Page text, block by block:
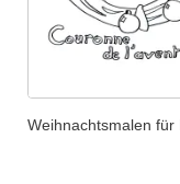
Weihnachtsmalen für